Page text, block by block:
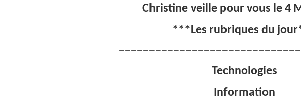
Christine veille pour vous le 4
***Les rubriques du
Technologies
Information